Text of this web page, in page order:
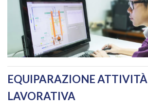
EQUIPARAZIONE ATTIVITÀ
LAVORATIVA